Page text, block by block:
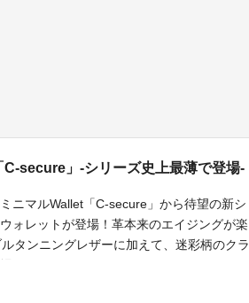
secure」-シリーズ史上最薄で登場-
ニマルWallet「C-secure」から待望の新シ
ォレットが登場！革本来のエイジングが楽
タンニングレザーに加えて、迷彩柄のクラ